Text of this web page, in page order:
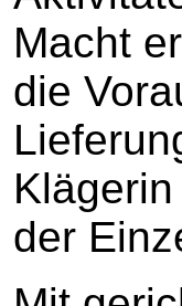
Macht
die
der